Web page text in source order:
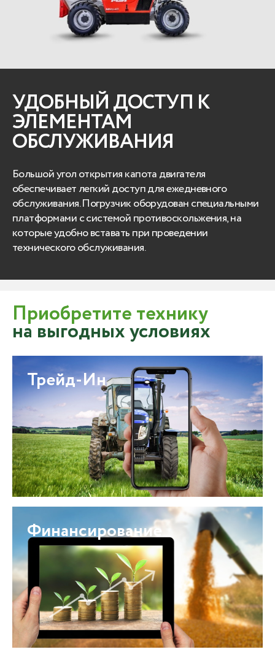
УДОБНЫЙ ДОСТУП К
ЭЛЕМЕНТАМ
ОБСЛУЖИВАНИЯ
Большой угол открытия капота двигателя
обеспечивает легкий доступ для ежедневного
обслуживания. Погрузчик оборудован специальными
платформами с системой противоскольжения, на
которые удобно вставать при проведении
технического обслуживания.
Приобретите технику
на выгодных условиях
Трейд-Ин
Финансирование